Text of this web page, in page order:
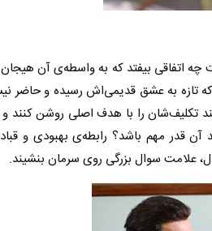
چه اتفاقی بیفتد که به واسطه‌ی آن
تازه به عشق قدیمی‌اش رسیده و حاضر
تکلیف‌شان را با هدف اصلی روشن کنند
قدر مهم باشد؟‌ رابطه‌ی بهبودی و
علامت سوال بزرگی روی سرمان بنشیند.